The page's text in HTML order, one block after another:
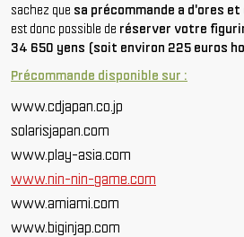
sachez que sa précommande a d'ores et
est donc possible de réserver votre
34 650 yens (soit environ 225 euros
Précommande disponible sur :
www.cdjapan.co.jp
solarisjapan.com
www.play-asia.com
www.nin-nin-game.com
www.amiami.com
www.biginjap.com